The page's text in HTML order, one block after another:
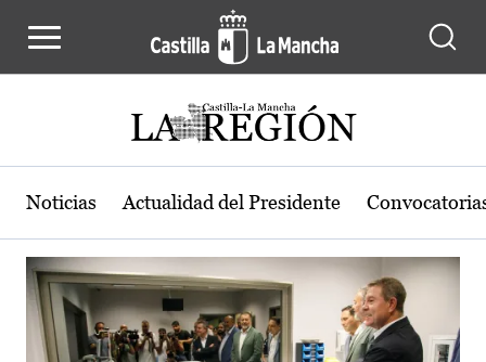
Actualidad de la región de Castilla-
Noticias Actualidad del Presidente